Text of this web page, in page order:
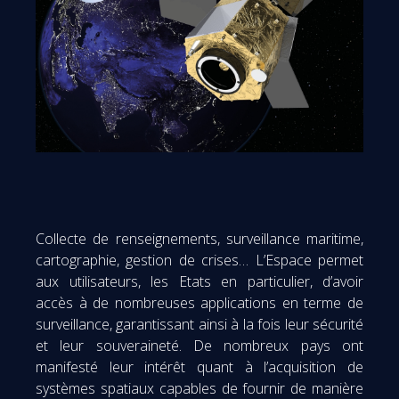
Collecte de renseignements, surveillance maritime,
cartographie, gestion de crises… L’Espace permet
aux utilisateurs, les Etats en particulier, d’avoir
accès à de nombreuses applications en terme de
surveillance, garantissant ainsi à la fois leur sécurité
et leur souveraineté. De nombreux pays ont
manifesté leur intérêt quant à l’acquisition de
systèmes spatiaux capables de fournir de manière